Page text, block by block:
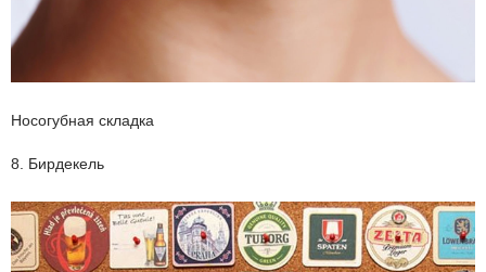
Носогубная складка
8. Бирдекель